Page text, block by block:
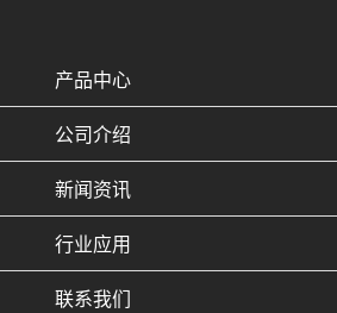
产品中心
公司介绍
新闻资讯
行业应用
联系我们